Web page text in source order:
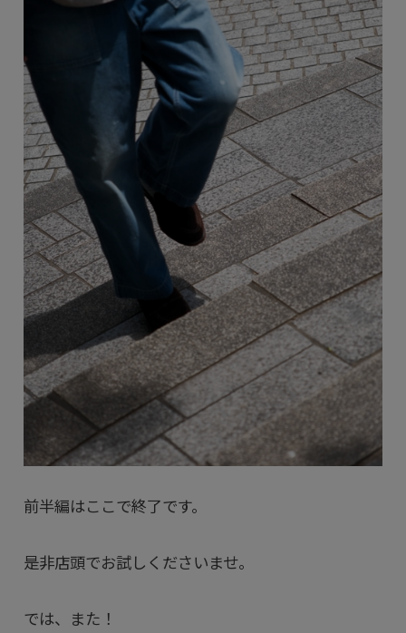
前半編はここで終了です。
是非店頭でお試しくださいませ。
では、また！